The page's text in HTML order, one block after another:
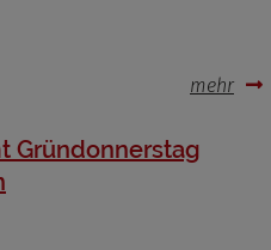
mehr
Gründonnerstag